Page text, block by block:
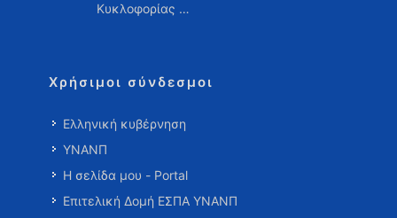
Κυκλοφορίας …
Χρήσιμοι σύνδεσμοι
Ελληνική κυβέρνηση
ΥΝΑΝΠ
Η σελίδα μου - Portal
Επιτελική Δομή ΕΣΠΑ ΥΝΑΝΠ